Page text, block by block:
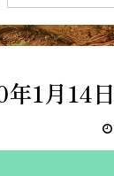
年1月14